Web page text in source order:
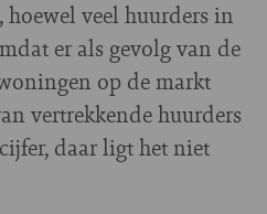
veel huurders in
er als gevolg van de
op de markt
vertrekkende huurders
daar ligt het niet